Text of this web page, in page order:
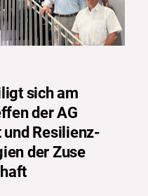
sich am
der AG
Resilienz-
der Zuse